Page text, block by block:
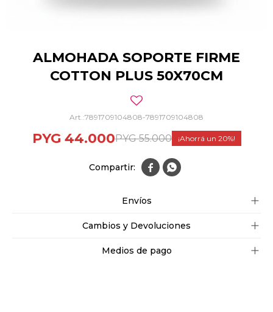
ALMOHADA SOPORTE FIRME
COTTON PLUS 50X70CM
7891709104808-7891709104808
PYG 44.000PYG 55.000 20
 
Envíos
Cambios y Devoluciones
Medios de pago